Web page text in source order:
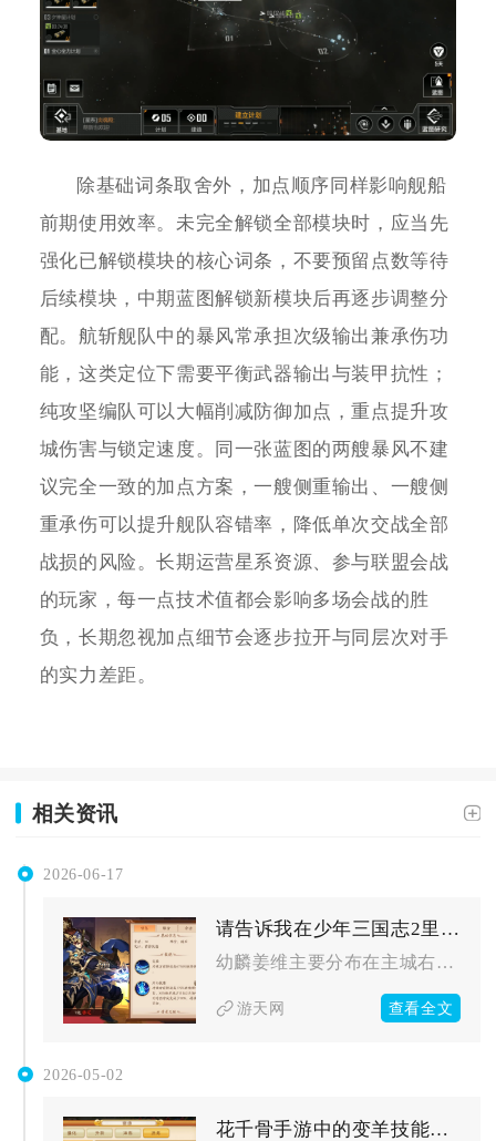
除基础词条取舍外，加点顺序同样影响舰船
前期使用效率。未完全解锁全部模块时，应当先
强化已解锁模块的核心词条，不要预留点数等待
后续模块，中期蓝图解锁新模块后再逐步调整分
配。航斩舰队中的暴风常承担次级输出兼承伤功
能，这类定位下需要平衡武器输出与装甲抗性；
纯攻坚编队可以大幅削减防御加点，重点提升攻
城伤害与锁定速度。同一张蓝图的两艘暴风不建
议完全一致的加点方案，一艘侧重输出、一艘侧
重承伤可以提升舰队容错率，降低单次交战全部
战损的风险。长期运营星系资源、参与联盟会战
的玩家，每一点技术值都会影响多场会战的胜
负，长期忽视加点细节会逐步拉开与同层次对手
的实力差距。
相关资讯
2026-06-17
请告诉我在少年三国志2里幼麟姜维所在的位置在哪里
幼麟姜维主要分布在主城右上角限时神将活动入口、幻化系统界面、...
游天网 查看全文
2026-05-02
花千骨手游中的变羊技能是否可以被其他技能打断